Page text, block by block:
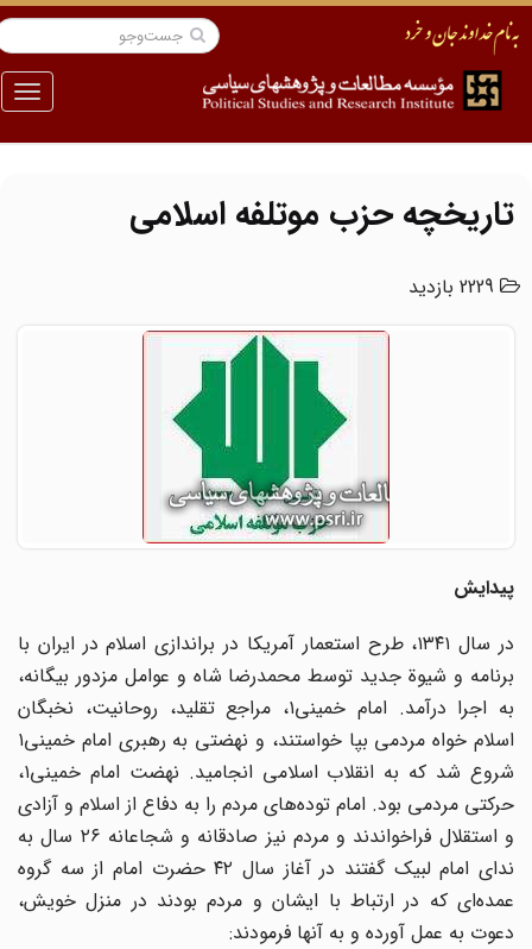
منو
تاریخچه حزب موتلفه اسلامی
2229 بازدید
پیدایش
در سال ۱۳۴۱، طرح استعمار آمریکا در براندازی اسلام در ایران با
برنامه و شیوة جدید توسط محمدرضا شاه و عوامل مزدور بیگانه،
به اجرا درآمد. امام خمینی۱، مراجع تقلید، روحانیت، نخبگان
اسلام خواه مردمی بپا خواستند، و نهضتی به رهبری امام خمینی۱
شروع شد که به انقلاب اسلامی انجامید. نهضت امام خمینی۱،
حرکتی مردمی بود. امام توده‌های مردم را به دفاع از اسلام و آزادی
و استقلال فراخواندند و مردم نیز صادقانه و شجاعانه ۲۶ سال به
ندای امام لبیک گفتند در آغاز سال ۴۲ حضرت امام از سه گروه
عمده‌ای که در ارتباط با ایشان و مردم بودند در منزل خویش،
دعوت به عمل آورده و به آنها فرمودند: